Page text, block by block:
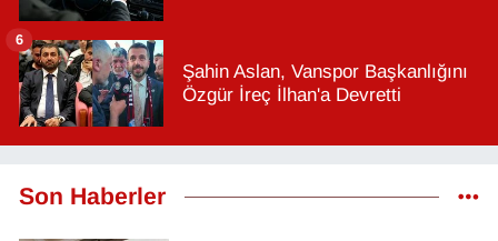
Şahin Aslan, Vanspor Başkanlığını
Özgür İreç İlhan'a Devretti
6
Son Haberler